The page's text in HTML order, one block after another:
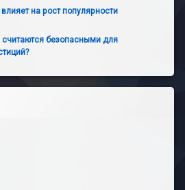
на рост популярности
считаются безопасными для